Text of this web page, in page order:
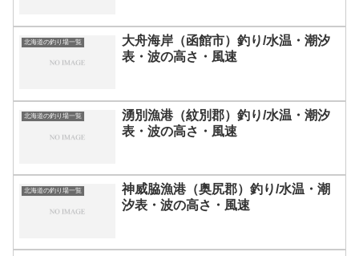
北海道の釣り場一覧
大舟海岸（函館市）釣り/水温・潮汐
表・波の高さ・風速
北海道の釣り場一覧
湧別漁港（紋別郡）釣り/水温・潮汐
表・波の高さ・風速
北海道の釣り場一覧
神威脇漁港（奥尻郡）釣り/水温・潮
汐表・波の高さ・風速